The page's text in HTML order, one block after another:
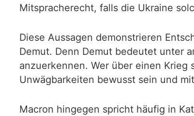
Mitspracherecht, falls die Ukraine
Diese Aussagen demonstrieren
Demut. Denn Demut bedeutet unter
anzuerkennen. Wer über einen
Unwägbarkeiten bewusst sein und
Macron hingegen spricht häufig in